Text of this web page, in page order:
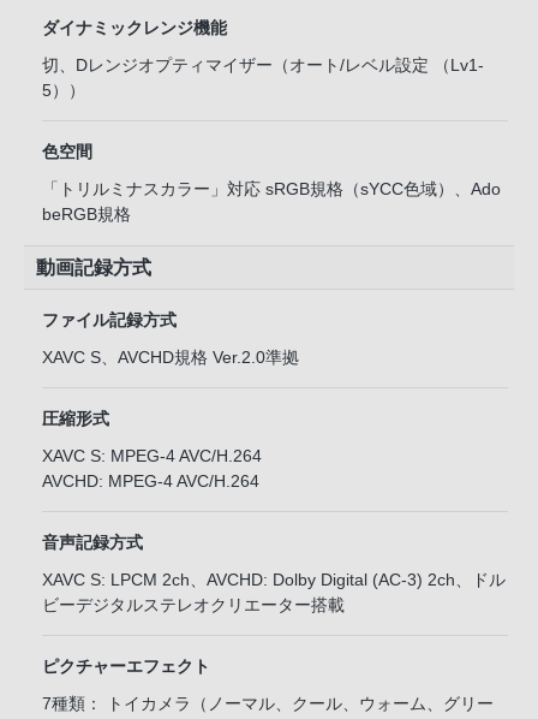
ダイナミックレンジ機能
切、Dレンジオプティマイザー（オート/レベル設定 （Lv1-
5））
色空間
「トリルミナスカラー」対応 sRGB規格（sYCC色域）、Ado
beRGB規格
動画記録方式
ファイル記録方式
XAVC S、AVCHD規格 Ver.2.0準拠
圧縮形式
XAVC S: MPEG-4 AVC/H.264
AVCHD: MPEG-4 AVC/H.264
音声記録方式
XAVC S: LPCM 2ch、AVCHD: Dolby Digital (AC-3) 2ch、ドル
ビーデジタルステレオクリエーター搭載
ピクチャーエフェクト
7種類： トイカメラ（ノーマル、クール、ウォーム、グリー